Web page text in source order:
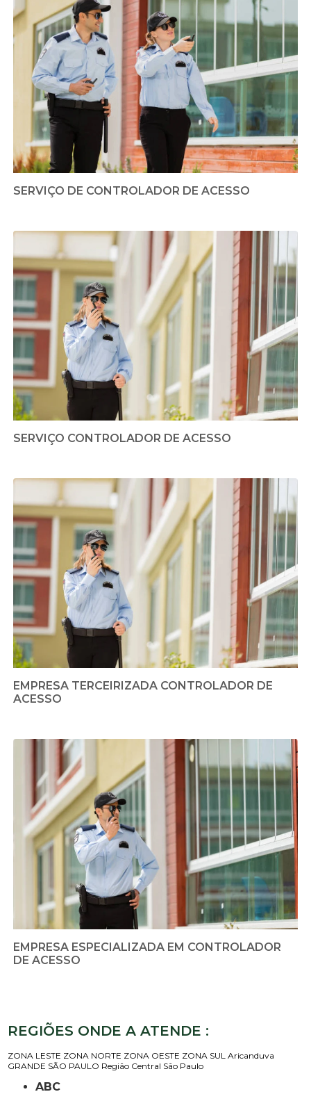
SERVIÇO DE CONTROLADOR DE ACESSO
SERVIÇO CONTROLADOR DE ACESSO
EMPRESA TERCEIRIZADA CONTROLADOR DE
ACESSO
EMPRESA ESPECIALIZADA EM CONTROLADOR
DE ACESSO
REGIÕES ONDE A ATENDE :
ZONA LESTE ZONA NORTE ZONA OESTE ZONA SUL Aricanduva
GRANDE SÃO PAULO Região Central São Paulo
ABC